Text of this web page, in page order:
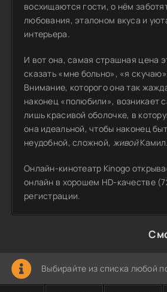
восхищаются гости, о нём
любования, эталоном вкуса и
интерьера.
И вот она, самая страшная цена
сказать «мне больно», «я
Внимание, которого она так
наконец «полюбили», возникает
лишь красивой оболочке, в
она идеальной, чтобы наконец
неудобной, сложной, живой
Онлайн-кинотеатр Kinogo
онлайн в хорошем HD-качестве
регистрации.
Выбирайте из списка любой